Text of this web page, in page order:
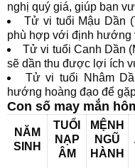
nghị quý giá, giúp bạn
Tử vi tuổi Mậu Dần
phù hợp với định hướng
Tử vi tuổi Canh Dần
sẽ dần thu được lợi ích
Tử vi tuổi Nhâm
hướng hoàng đạo để
Con số may mắn
NĂM
SINH
TUỔI
NẠP
ÂM
MỆNH
NGŨ
HÀNH